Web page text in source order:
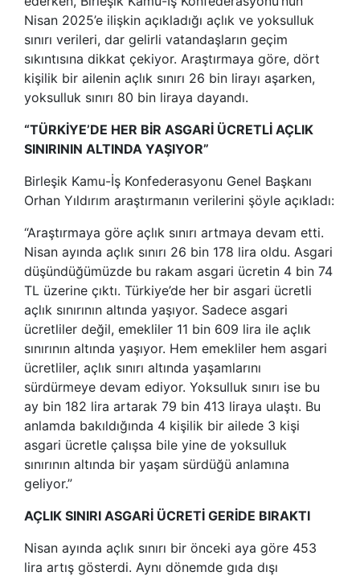
Nisan 2025’e ilişkin açıkladığı açlık ve yoksulluk
sınırı verileri, dar gelirli vatandaşların geçim
sıkıntısına dikkat çekiyor. Araştırmaya göre, dört
kişilik bir ailenin açlık sınırı 26 bin lirayı aşarken,
yoksulluk sınırı 80 bin liraya dayandı.
“TÜRKİYE’DE HER BİR ASGARİ ÜCRETLİ AÇLIK
SINIRININ ALTINDA YAŞIYOR”
Birleşik Kamu-İş Konfederasyonu Genel Başkanı
Orhan Yıldırım araştırmanın verilerini şöyle açıkladı:
“Araştırmaya göre açlık sınırı artmaya devam etti.
Nisan ayında açlık sınırı 26 bin 178 lira oldu. Asgari
düşündüğümüzde bu rakam asgari ücretin 4 bin 74
TL üzerine çıktı. Türkiye’de her bir asgari ücretli
açlık sınırının altında yaşıyor. Sadece asgari
ücretliler değil, emekliler 11 bin 609 lira ile açlık
sınırının altında yaşıyor. Hem emekliler hem asgari
ücretliler, açlık sınırı altında yaşamlarını
sürdürmeye devam ediyor. Yoksulluk sınırı ise bu
ay bin 182 lira artarak 79 bin 413 liraya ulaştı. Bu
anlamda bakıldığında 4 kişilik bir ailede 3 kişi
asgari ücretle çalışsa bile yine de yoksulluk
sınırının altında bir yaşam sürdüğü anlamına
geliyor.”
AÇLIK SINIRI ASGARİ ÜCRETİ GERİDE BIRAKTI
Nisan ayında açlık sınırı bir önceki aya göre 453
lira artış gösterdi. Aynı dönemde gıda dışı